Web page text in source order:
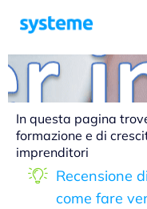
In questa pagina
formazione e di
imprenditori
Recensione
come fare